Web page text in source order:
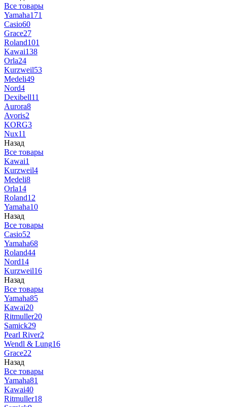
Все товары
Yamaha171
Casio60
Grace27
Roland101
Kawai138
Orla24
Kurzweil53
Medeli49
Nord4
Dexibell11
Aurora8
Avoris2
KORG3
Nux11
Назад
Все товары
Kawai1
Kurzweil4
Medeli8
Orla14
Roland12
Yamaha10
Назад
Все товары
Casio52
Yamaha68
Roland44
Nord14
Kurzweil16
Назад
Все товары
Yamaha85
Kawai20
Ritmuller20
Samick29
Pearl River2
Wendl & Lung16
Grace22
Назад
Все товары
Yamaha81
Kawai40
Ritmuller18